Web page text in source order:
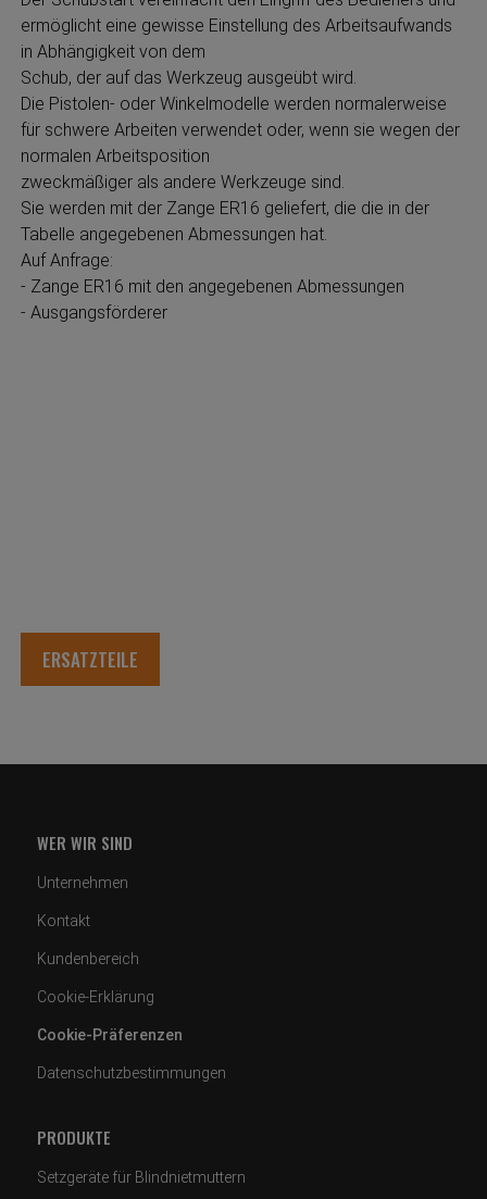
ermöglicht eine gewisse Einstellung des Arbeitsaufwands
in Abhängigkeit von dem
Schub, der auf das Werkzeug ausgeübt wird.
Die Pistolen- oder Winkelmodelle werden normalerweise
für schwere Arbeiten verwendet oder, wenn sie wegen der
normalen Arbeitsposition
zweckmäßiger als andere Werkzeuge sind.
Sie werden mit der Zange ER16 geliefert, die die in der
Tabelle angegebenen Abmessungen hat.
Auf Anfrage:
- Zange ER16 mit den angegebenen Abmessungen
- Ausgangsförderer
ERSATZTEILE
WER WIR SIND
Unternehmen
Kontakt
Kundenbereich
Cookie-Erklärung
Cookie-Präferenzen
Datenschutzbestimmungen
PRODUKTE
Setzgeräte für Blindnietmuttern